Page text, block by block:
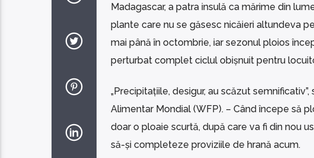
Madagascar, a patra insulă ca mărime din
plante care nu se găsesc nicăieri altundeva
mai până în octombrie, iar sezonul ploios
perturbat complet ciclul obișnuit pentru
„Precipitațiile, desigur, au scăzut
Alimentar Mondial (WFP). – Când începe să
doar o ploaie scurtă, după care va fi din nou
să-și completeze proviziile de hrană acum.